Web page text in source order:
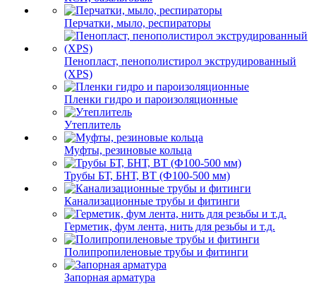
Перчатки, мыло, респираторы
Пенопласт, пенополистирол экструдированный
(XPS)
Пленки гидро и пароизоляционные
Утеплитель
Муфты, резиновые кольца
Трубы БТ, БНТ, ВТ (Ф100-500 мм)
Канализационные трубы и фитинги
Герметик, фум лента, нить для резьбы и т.д.
Полипропиленовые трубы и фитинги
Запорная арматура